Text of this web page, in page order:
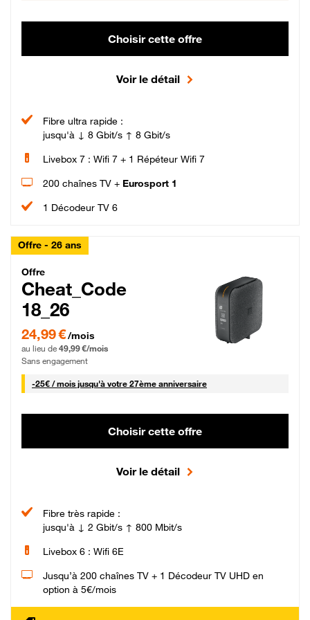
Choisir cette offre
Voir le détail
Fibre ultra rapide :
jusqu'à ↓ 8 Gbit/s ↑ 8 Gbit/s
Livebox 7 : Wifi 7 + 1 Répéteur Wifi 7
200 chaînes TV + Eurosport 1
1 Décodeur TV 6
Offre - 26 ans
Cheat_Code Fibre_18_26
Offre
Cheat_Code
18_26
24,99 € par mois pendant 0 mois puis 49,99 € par mois, Sans engagement
24,99 €/mois
au lieu de 49,99 €/mois
Sans engagement
-25€ / mois25 € par mois
jusqu'à votre 27ème anniversaire
Choisir cette offre
Voir le détail
Fibre très rapide :
jusqu'à ↓ 2 Gbit/s ↑ 800 Mbit/s
Livebox 6 : Wifi 6E
Jusqu’à 200 chaînes TV + 1 Décodeur TV UHD en
option à 5€/mois